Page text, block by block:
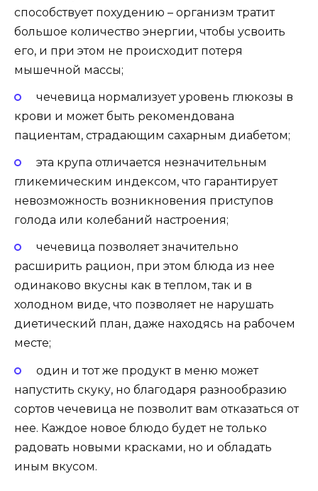
способствует похудению – организм тратит
большое количество энергии, чтобы усвоить
его, и при этом не происходит потеря
мышечной массы;
чечевица нормализует уровень глюкозы в
крови и может быть рекомендована
пациентам, страдающим сахарным диабетом;
эта крупа отличается незначительным
гликемическим индексом, что гарантирует
невозможность возникновения приступов
голода или колебаний настроения;
чечевица позволяет значительно
расширить рацион, при этом блюда из нее
одинаково вкусны как в теплом, так и в
холодном виде, что позволяет не нарушать
диетический план, даже находясь на рабочем
месте;
один и тот же продукт в меню может
напустить скуку, но благодаря разнообразию
сортов чечевица не позволит вам отказаться от
нее. Каждое новое блюдо будет не только
радовать новыми красками, но и обладать
иным вкусом.